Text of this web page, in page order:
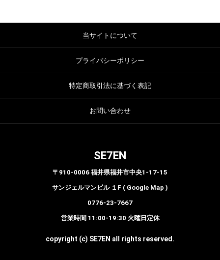
当サイトについて
プライバシーポリシー
特定商取引法に基づく表記
お問い合わせ
SE7EN
〒910-0006 福井県福井市中央1-17-15
サンジェルマンビル １F ( Google Map )
0776-23-7667
営業時間 11:00-19:30 火曜日定休
copyright (c) SE7EN all rights reserved.